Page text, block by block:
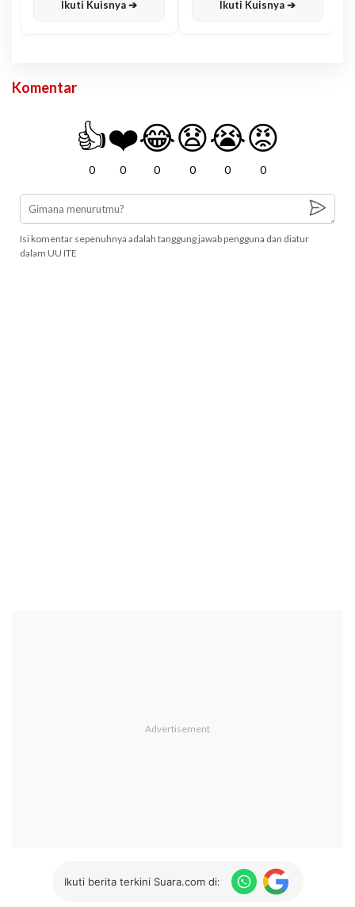
Ikuti Kuisnya ➔ Ikuti Kuisnya ➔
Komentar
👍
0
❤️
0
😂
0
😧
0
😭
0
😡
0
Isi komentar sepenuhnya adalah tanggung jawab pengguna dan diatur
dalam UU ITE
Ikuti berita terkini Suara.com di: